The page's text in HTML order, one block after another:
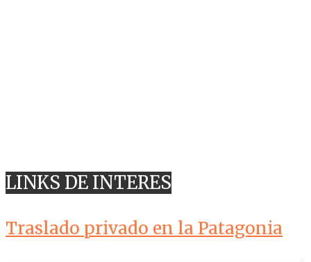
LINKS DE INTERES
Traslado privado en la Patagonia